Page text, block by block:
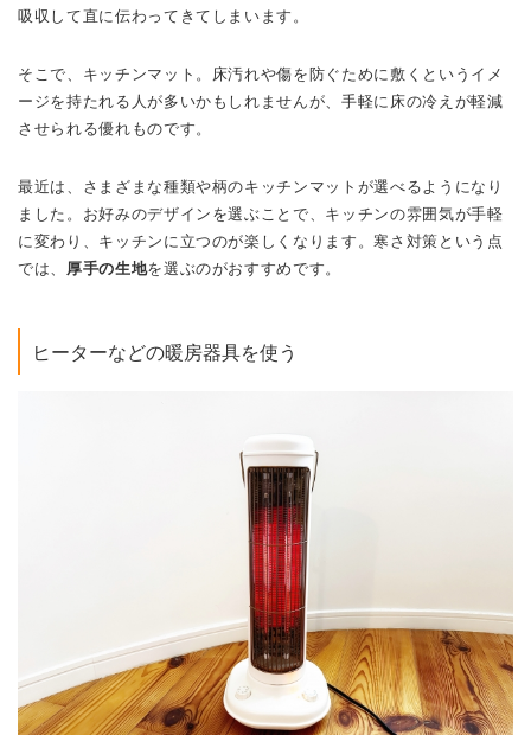
吸収して直に伝わってきてしまいます。
そこで、キッチンマット。床汚れや傷を防ぐために敷くというイメ
ージを持たれる人が多いかもしれませんが、手軽に床の冷えが軽減
させられる優れものです。
最近は、さまざまな種類や柄のキッチンマットが選べるようになり
ました。お好みのデザインを選ぶことで、キッチンの雰囲気が手軽
に変わり、キッチンに立つのが楽しくなります。寒さ対策という点
では、 厚手の生地を選ぶのがおすすめです。
ヒーターなどの暖房器具を使う